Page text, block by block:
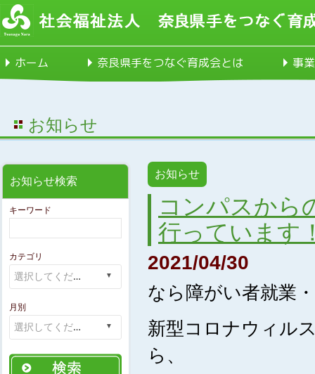
ホーム 奈良県手をつなぐ育成会とは 事
お知らせ
お知らせ検索
キーワード
カテゴリ
月別
お知らせ
コンパスか
行っています
2021/04/30
なら障がい者就業
新型コロナウィル
ら、